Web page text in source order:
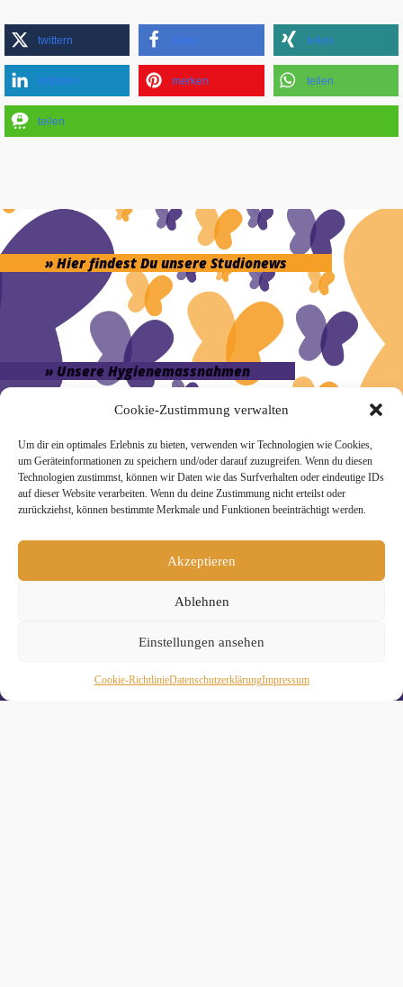
Cookie-Zustimmung verwalten
Um dir ein optimales Erlebnis zu bieten, verwenden wir Technologien wie Cookies,
um Geräteinformationen zu speichern und/oder darauf zuzugreifen. Wenn du diesen
Technologien zustimmst, können wir Daten wie das Surfverhalten oder eindeutige IDs
auf dieser Website verarbeiten. Wenn du deine Zustimmung nicht erteilst oder
zurückziehst, können bestimmte Merkmale und Funktionen beeinträchtigt werden.
Akzeptieren
Ablehnen
Einstellungen ansehen
Cookie-RichtlinieDaten­schutz­erklä­rungImpressum
twittern teilen teilen
mitteilen merken teilen
teilen
» Hier findest Du unsere Studionews
» Unsere Hygienemassnahmen
Melde Dich hier zum Yogimotion Newsletter an:
Wenn Du magst, schicke ich Dir ungefähr monatlich Infos zu
Dich natürlich jederzeit wieder abmelden. Alle Details zur
Nutzung Deiner Daten findest Du in unserer
Datenschutzerklärung.